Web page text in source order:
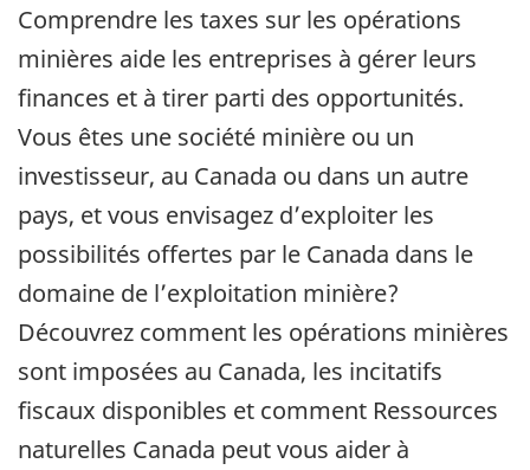
Comprendre les taxes sur les opérations
minières aide les entreprises à gérer leurs
finances et à tirer parti des opportunités.
Vous êtes une société minière ou un
investisseur, au Canada ou dans un autre
pays, et vous envisagez d’exploiter les
possibilités offertes par le Canada dans le
domaine de l’exploitation minière?
Découvrez comment les opérations minières
sont imposées au Canada, les incitatifs
fiscaux disponibles et comment Ressources
naturelles Canada peut vous aider à